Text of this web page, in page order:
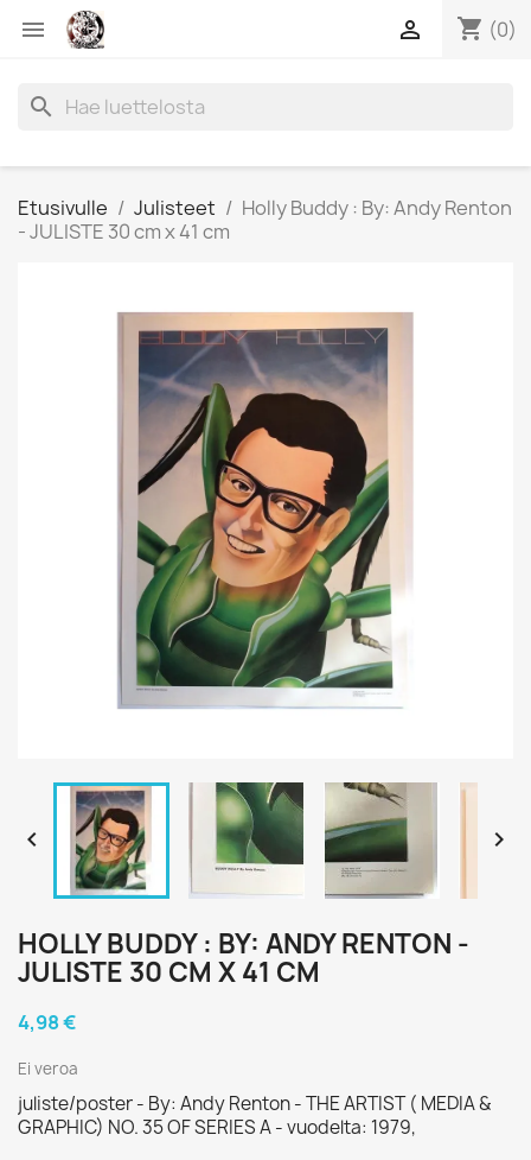
 shopping_cart (0)

search
Etusivulle Julisteet
Holly Buddy : By: Andy Renton
- JULISTE 30 cm x 41 cm
 
HOLLY BUDDY : BY: ANDY RENTON -
JULISTE 30 CM X 41 CM
4,98 €
Ei veroa
juliste/poster - By: Andy Renton - THE ARTIST ( MEDIA &
GRAPHIC) NO. 35 OF SERIES A - vuodelta: 1979,